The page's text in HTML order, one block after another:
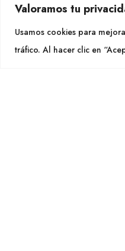
Valoramos tu
Usamos cookies para
tráfico. Al hacer clic en